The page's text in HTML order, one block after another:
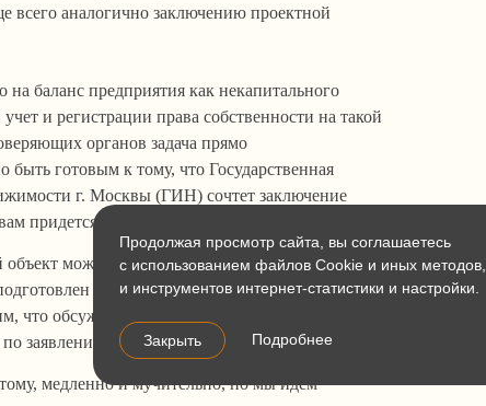
Продолжая просмотр сайта, вы соглашаетесь
с использованием файлов Cookie и иных методов,
и инструментов интернет-статистики и настройки.
Закрыть Подробнее
всего аналогично заключению проектной
баланс предприятия как некапитального
и регистрации права собственности на такой
органов задача прямо
готовым к тому, что Государственная
г. Москвы (ГИН) сочтет заключение
придется отстаивать свою точку зрения в суде.
можно только по решению суда. Потому
только в результате гибели объекта,
что обсуждаемые правки в закон о регистрации
заявлению собственника.
медленно и мучительно, но мы идем